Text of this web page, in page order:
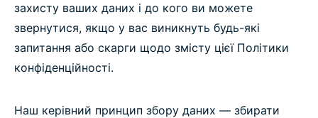
захисту ваших даних і до кого ви можете
звернутися, якщо у вас виникнуть будь-які
запитання або скарги щодо змісту цієї Політики
конфіденційності.
Наш керівний принцип збору даних — збирати